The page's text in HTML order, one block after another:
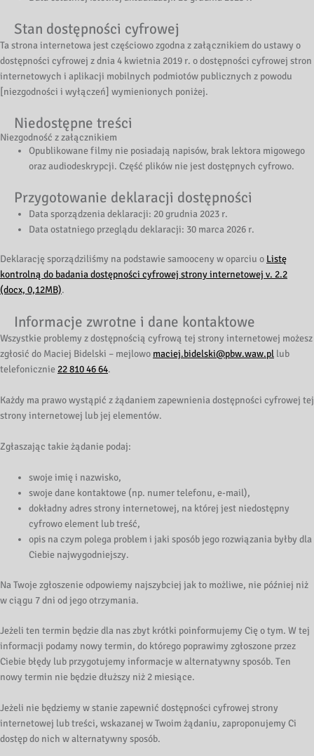
Stan dostępności cyfrowej
Ta strona internetowa jest częściowo zgodna z załącznikiem do ustawy o
dostępności cyfrowej z dnia 4 kwietnia 2019 r. o dostępności cyfrowej stron
internetowych i aplikacji mobilnych podmiotów publicznych z powodu
[niezgodności i wyłączeń] wymienionych poniżej.
Niedostępne treści
Niezgodność z załącznikiem
Opublikowane filmy nie posiadają napisów, brak lektora migowego
oraz audiodeskrypcji. Część plików nie jest dostępnych cyfrowo.
Przygotowanie deklaracji dostępności
Data sporządzenia deklaracji: 20 grudnia 2023 r.
Data ostatniego przeglądu deklaracji: 30 marca 2026 r.
Deklarację sporządziliśmy na podstawie samooceny w oparciu o Listę
kontrolną do badania dostępności cyfrowej strony internetowej v. 2.2
(docx, 0,12MB).
Informacje zwrotne i dane kontaktowe
Wszystkie problemy z dostępnością cyfrową tej strony internetowej możesz
zgłosić do Maciej Bidelski – mejlowo maciej.bidelski@pbw.waw.pl lub
telefonicznie 22 810 46 64.
Każdy ma prawo wystąpić z żądaniem zapewnienia dostępności cyfrowej tej
strony internetowej lub jej elementów.
Zgłaszając takie żądanie podaj:
swoje imię i nazwisko,
swoje dane kontaktowe (np. numer telefonu, e-mail),
dokładny adres strony internetowej, na której jest niedostępny
cyfrowo element lub treść,
opis na czym polega problem i jaki sposób jego rozwiązania byłby dla
Ciebie najwygodniejszy.
Na Twoje zgłoszenie odpowiemy najszybciej jak to możliwe, nie później niż
w ciągu 7 dni od jego otrzymania.
Jeżeli ten termin będzie dla nas zbyt krótki poinformujemy Cię o tym. W tej
informacji podamy nowy termin, do którego poprawimy zgłoszone przez
Ciebie błędy lub przygotujemy informacje w alternatywny sposób. Ten
nowy termin nie będzie dłuższy niż 2 miesiące.
Jeżeli nie będziemy w stanie zapewnić dostępności cyfrowej strony
internetowej lub treści, wskazanej w Twoim żądaniu, zaproponujemy Ci
dostęp do nich w alternatywny sposób.